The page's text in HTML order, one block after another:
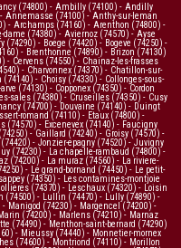
(74800) - Ambilly (74100) - Andilly
- Annemasse (74100) -Anthy-sur-leman
- Archamps (74160) - Arenthon (74800) -
dame (74380) - Aviernoz (74570) - Ayse
(74290) - Boege (74420) - Bogeve (74250) -
- Brenthonne (74890) - Brizon (74130)
- Cervens (74550)- Chainaz-les-frasses
- Charvonnex (74370) - Chatillon-sur-
(74140) - Choisy (74330) - Collonges-sous-
(74130) - Copponex (74350) - Cordon
sales (74380) - Cruseilles (74350) - Cusy
(74700) -Douvaine (74140) - Duingt
romand (74110) - Etaux (74800) -
(74570) - Excenevex (74140) - Faucigny
-Gaillard (74240) - Groisy (74570) -
(74420) - Jonzier-epagny (74520) -Juvigny
(74230) - La chapelle-rambaud (74800) -
(74200) - La muraz (74560) -
La riviere-
- Le grand-bornand (74450) -
Le petit-
sappey (74350) -
Les contamines-montjoie
ollieres (74370) - Leschaux (74320) -
Loisin
(74500) - Lullin (74470) - Lully (74890) -
- Manigod (74230) - Margencel (74200)-
(74200) - Marlens (74210) - Marnaz
(74490) -Menthon-saint-bernard (74290)
- Mieussy (74440) - Monnetier-mornex
(74600) - Montriond (74110) - Morillon